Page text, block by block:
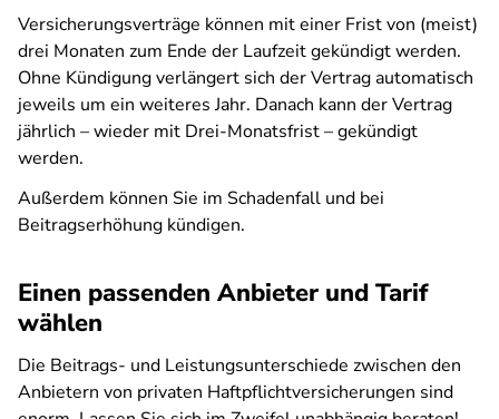
Versicherungsverträge können mit einer Frist von (meist)
drei Monaten zum Ende der Laufzeit gekündigt werden.
Ohne Kündigung verlängert sich der Vertrag automatisch
jeweils um ein weiteres Jahr. Danach kann der Vertrag
jährlich – wieder mit Drei-Monatsfrist – gekündigt
werden.
Außerdem können Sie im Schadenfall und bei
Beitragserhöhung kündigen.
Einen passenden Anbieter und Tarif
wählen
Die Beitrags- und Leistungsunterschiede zwischen den
Anbietern von privaten Haftpflichtversicherungen sind